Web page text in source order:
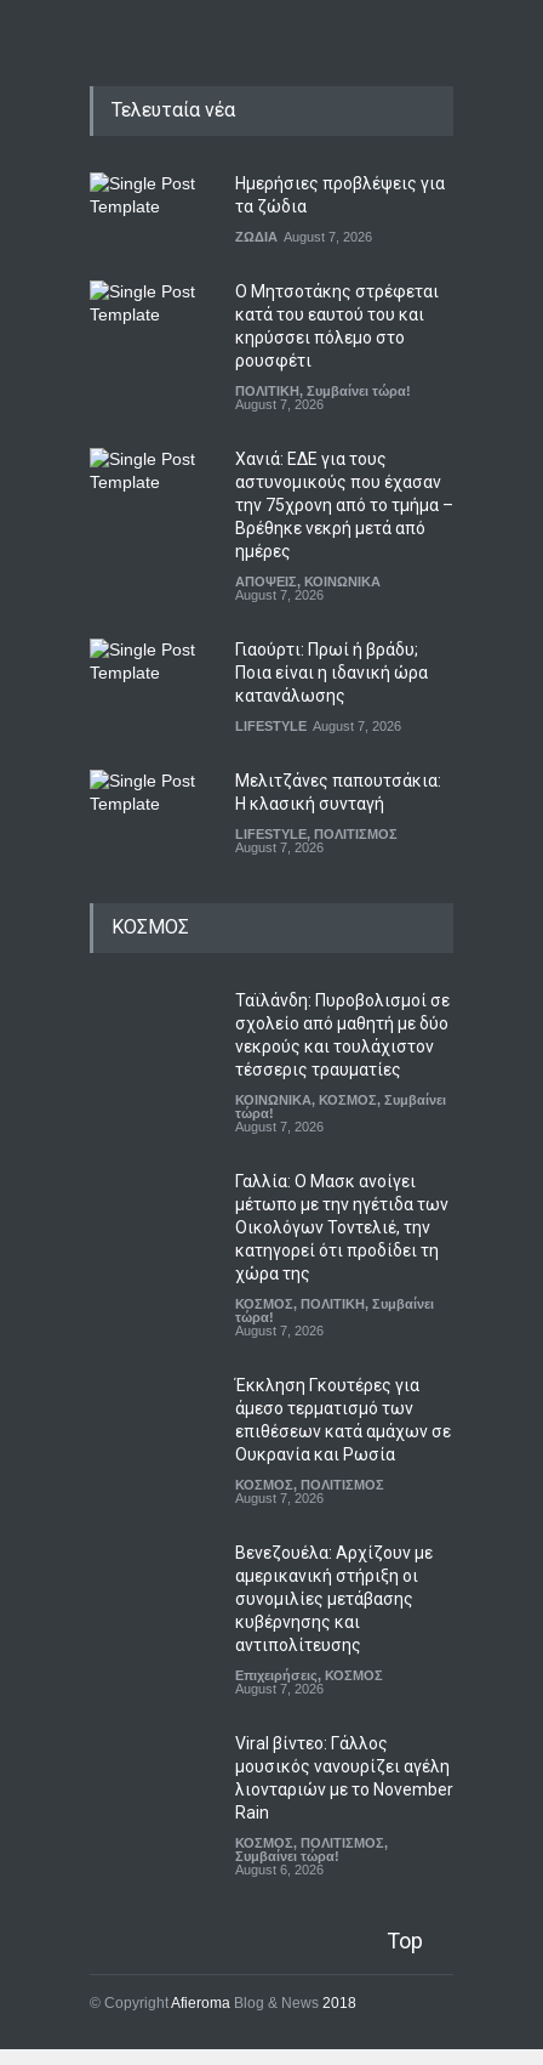
Τελευταία νέα
Ημερήσιες προβλέψεις για
τα ζώδια
ΖΩΔΙΑ August 7, 2026
Ο Μητσοτάκης στρέφεται
κατά του εαυτού του και
κηρύσσει πόλεμο στο
ρουσφέτι
ΠΟΛΙΤΙΚΗ, Συμβαίνει τώρα!
August 7, 2026
Χανιά: ΕΔΕ για τους
αστυνομικούς που έχασαν
την 75χρονη από το τμήμα –
Βρέθηκε νεκρή μετά από
ημέρες
ΑΠΟΨΕΙΣ, ΚΟΙΝΩΝΙΚΑ
August 7, 2026
Γιαούρτι: Πρωί ή βράδυ;
Ποια είναι η ιδανική ώρα
κατανάλωσης
LIFESTYLE August 7, 2026
Μελιτζάνες παπουτσάκια:
Η κλασική συνταγή
LIFESTYLE, ΠΟΛΙΤΙΣΜΟΣ
August 7, 2026
ΚΟΣΜΟΣ
Ταϊλάνδη: Πυροβολισμοί σε
σχολείο από μαθητή με δύο
νεκρούς και τουλάχιστον
τέσσερις τραυματίες
ΚΟΙΝΩΝΙΚΑ, ΚΟΣΜΟΣ, Συμβαίνει
τώρα!
August 7, 2026
Γαλλία: Ο Μασκ ανοίγει
μέτωπο με την ηγέτιδα των
Οικολόγων Τοντελιέ, την
κατηγορεί ότι προδίδει τη
χώρα της
ΚΟΣΜΟΣ, ΠΟΛΙΤΙΚΗ, Συμβαίνει
τώρα!
August 7, 2026
Έκκληση Γκουτέρες για
άμεσο τερματισμό των
επιθέσεων κατά αμάχων σε
Ουκρανία και Ρωσία
ΚΟΣΜΟΣ, ΠΟΛΙΤΙΣΜΟΣ
August 7, 2026
Βενεζουέλα: Αρχίζουν με
αμερικανική στήριξη οι
συνομιλίες μετάβασης
κυβέρνησης και
αντιπολίτευσης
Επιχειρήσεις, ΚΟΣΜΟΣ
August 7, 2026
Viral βίντεο: Γάλλος
μουσικός νανουρίζει αγέλη
λιονταριών με το November
Rain
ΚΟΣΜΟΣ, ΠΟΛΙΤΙΣΜΟΣ,
Συμβαίνει τώρα!
August 6, 2026
Top
© CopyrightAfieroma Blog & News 2018